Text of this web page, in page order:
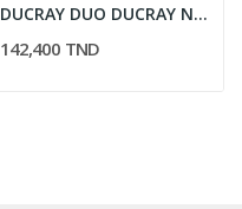
DUCRAY DUO DUCRAY NEOPTIDE EXPERT SERUM +...
142,400 TND